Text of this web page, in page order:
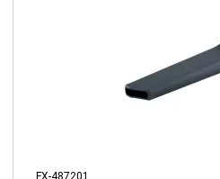
FX-487201